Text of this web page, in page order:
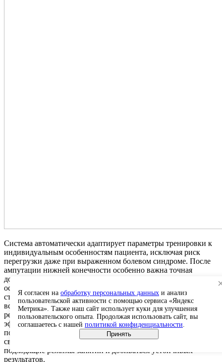
Система автоматически адаптирует параметры тренировки к
индивидуальным особенностям пациента, исключая риск
перегрузки даже при выраженном болевом синдроме. После
ампутации нижней конечности особенно важна точная
дозировка нагрузки для предотвращения вторичных
осложнений, повреждение мягких тканей культи и проблем со
стороны кожи в местах опоры. Объективная документация
всех тренировочных сессий обеспечивает преемственность
реабилитационного процесса и возможность анализа
эффективности различных методических подходов. Это
помогает врачу и другим специалистам по реабилитации
своевременно корректировать программу, обеспечивать более
подходящие режимы занятий и добиваться устойчивых
результатов.
Я согласен на обработку персональных данных и анализ
пользовательской активности с помощью сервиса «Яндекс
Метрика». Также наш сайт использует куки для улучшения
пользовательского опыта. Продолжая использовать сайт, вы
соглашаетесь с нашей политикой конфиденциальности.
Принять